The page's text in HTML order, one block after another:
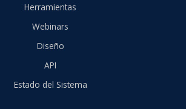
Herramientas
Webinars
Diseño
API
Estado del Sistema